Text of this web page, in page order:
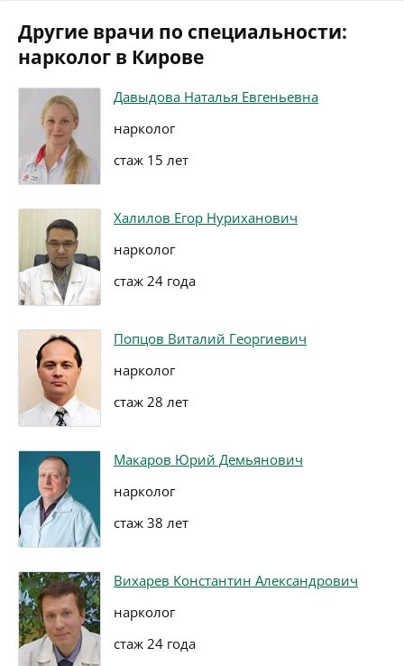
Другие врачи по специальности:
нарколог в Кирове
Давыдова Наталья Евгеньевна
нарколог
стаж 15 лет
Халилов Егор Нуриханович
нарколог
стаж 24 года
Попцов Виталий Георгиевич
нарколог
стаж 28 лет
Макаров Юрий Демьянович
нарколог
стаж 38 лет
Вихарев Константин Александрович
нарколог
стаж 24 года